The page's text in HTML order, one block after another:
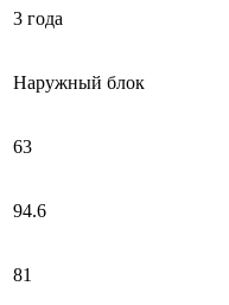
3 года
Наружный блок
63
94.6
81